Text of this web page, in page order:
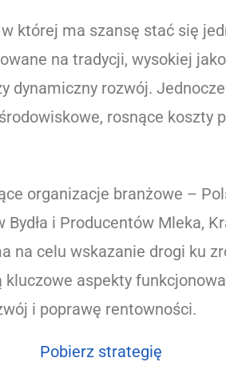
której ma szansę stać się
na tradycji, wysokiej
dynamiczny rozwój.
rosnące koszty
organizacje branżowe –
i Producentów Mleka,
na celu wskazanie drogi ku
aspekty
i poprawę rentowności.
Pobierz strategię